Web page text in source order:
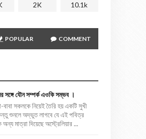
2K 10.1k
POPULAR COMMENT
সঙ্গে যৌন সম্পর্ক এওকি সম্ভব ।
বাবা সকলকে নিয়েই তৈরি হয় একটি সুখী
শুনলে অদ্ভুত লাগবে যে এই পবিত্র
মাত্রা দিয়েছে অস্ট্রেলিয়ার ...